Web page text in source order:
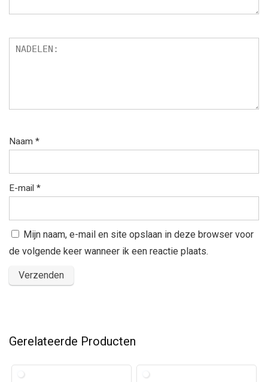
Naam *
E-mail *
Mijn naam, e-mail en site opslaan in deze browser voor
de volgende keer wanneer ik een reactie plaats.
Gerelateerde Producten